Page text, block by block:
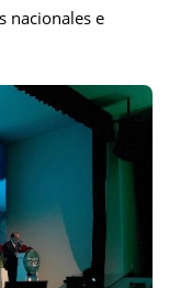
nacionales e